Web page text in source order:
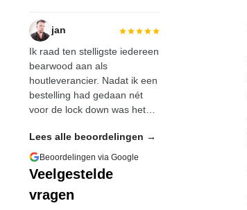
jan
Ik raad ten stelligste iedereen
bearwood aan als
houtleverancier. Nadat ik een
bestelling had gedaan nét
voor de lock down was het…
Lees alle beoordelingen →
Beoordelingen via Google
Veelgestelde
vragen